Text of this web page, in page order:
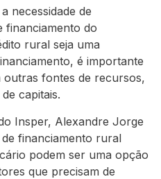
necessidade de
financiamento do
rural seja uma
é importante
fontes de recursos,
capitais.
Insper, Alexandre Jorge
financiamento rural
podem ser uma opção
que precisam de